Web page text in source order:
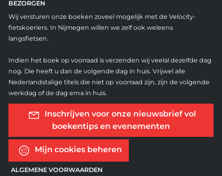
BEZORGEN
Wij versturen onze boeken zoveel mogelijk met de Velocity-
fietskoeriers. In Nijmegen willen we zelf ook weleens
langsfietsen.
Indien het boek op voorraad is verzenden wij veelal dezelfde dag
nog. Die heeft u dan de volgende dag in huis. Vrijwel alle
Nederlandstalige titels die niet op voorraad zijn, zijn de volgende
werkdag of de dag erna in huis.
Inschrijven voor onze nieuwsbrief vol
boekentips en evenementen
Mijn cookies beheren
ALGEMENE VOORWAARDEN